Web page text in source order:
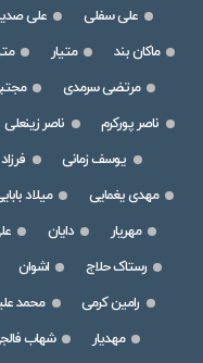
علی سفلی
علی
ماکان بند
متیار
مرتضی سرمدی
ناصر پورکرم
ناصر زینعلی
یوسف زمانی
مهدی یغمایی
میلاد
مهریار
دایان
رستاک حلاج
اشوان
رامین کرمی
محمد
مهدیار
شهاب